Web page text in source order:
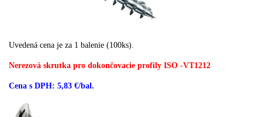
Uvedená cena je za 1 balenie (100ks).
Nerezová skrutka pro dokončovacie profily ISO -VT1212
Cena s DPH: 5,83 €/bal.